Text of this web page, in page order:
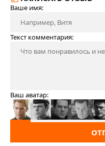
Ваше имя:
Текст комментария:
Ваш аватар: